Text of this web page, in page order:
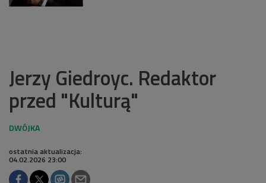
Jerzy Giedroyc. Redaktor
przed "Kulturą"
ostatnia aktualizacja:
04.02.2026 23:00